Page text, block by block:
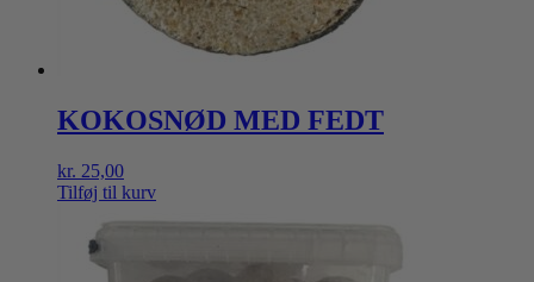
KOKOSNØD MED FEDT
kr. 25,00
Tilføj til kurv